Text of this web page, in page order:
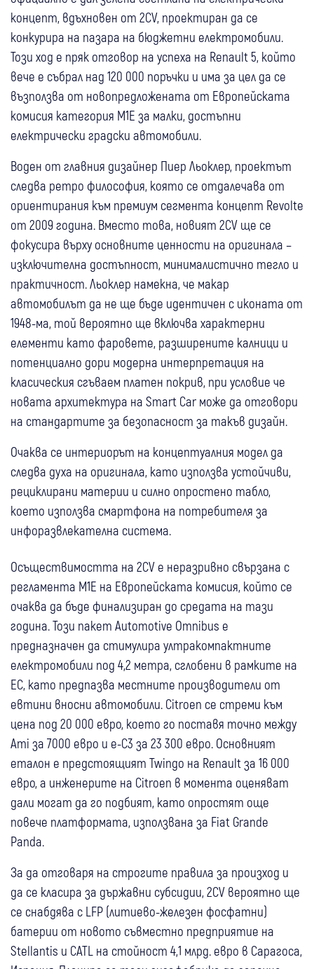
концепт, вдъхновен от 2CV, проектиран да се
конкурира на пазара на бюджетни електромобили.
Този ход е пряк отговор на успеха на Renault 5, който
вече е събрал над 120 000 поръчки и има за цел да се
възползва от новопредложената от Европейската
комисия категория M1E за малки, достъпни
електрически градски автомобили.
Воден от главния дизайнер Пиер Льоклер, проектът
следва ретро философия, която се отдалечава от
ориентирания към премиум сегмента концепт Revolte
от 2009 година. Вместо това, новият 2CV ще се
фокусира върху основните ценности на оригинала –
изключителна достъпност, минималистично тегло и
практичност. Льоклер намекна, че макар
автомобилът да не ще бъде идентичен с иконата от
1948-ма, той вероятно ще включва характерни
елементи като фаровете, разширените калници и
потенциално дори модерна интерпретация на
класическия сгъваем платен покрив, при условие че
новата архитектура на Smart Car може да отговори
на стандартите за безопасност за такъв дизайн.
Очаква се интериорът на концептуалния модел да
следва духа на оригинала, като използва устойчиви,
рециклирани материи и силно опростено табло,
което използва смартфона на потребителя за
инфоразвлекателна система.
Осъществимостта на 2CV е неразривно свързана с
регламента M1E на Европейската комисия, който се
очаква да бъде финализиран до средата на тази
година. Този пакет Automotive Omnibus е
предназначен да стимулира ултракомпактните
електромобили под 4,2 метра, сглобени в рамките на
ЕС, като предпазва местните производители от
евтини вносни автомобили. Citroen се стреми към
цена под 20 000 евро, което го поставя точно между
Ami за 7000 евро и e-C3 за 23 300 евро. Основният
еталон е предстоящият Twingo на Renault за 16 000
евро, а инженерите на Citroen в момента оценяват
дали могат да го подбият, като опростят още
повече платформата, използвана за Fiat Grande
Panda.
За да отговаря на строгите правила за произход и
да се класира за държавни субсидии, 2CV вероятно ще
се снабдява с LFP (литиево-железен фосфатни)
батерии от новото съвместно предприятие на
Stellantis и CATL на стойност 4,1 млрд. евро в Сарагоса,